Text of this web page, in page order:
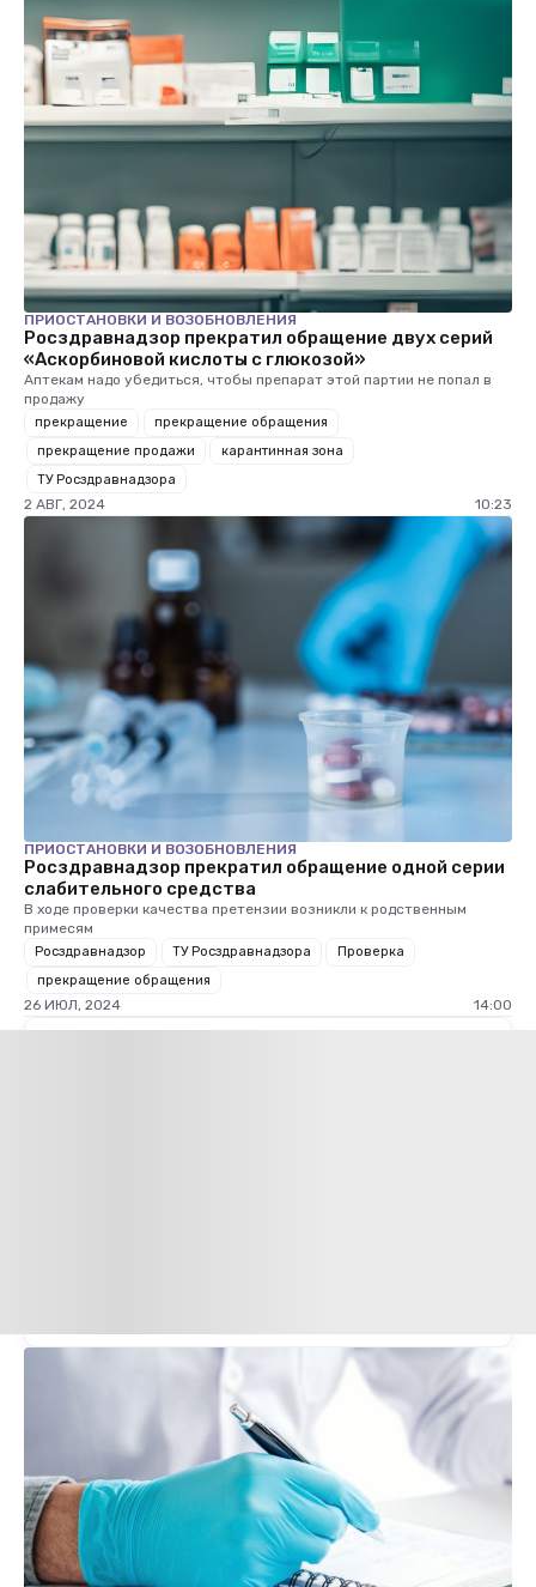
ПРИОСТАНОВКИ И ВОЗОБНОВЛЕНИЯ
Росздравнадзор прекратил обращение двух серий
«Аскорбиновой кислоты с глюкозой»
Аптекам надо убедиться, чтобы препарат этой партии не попал в
продажу
прекращение
прекращение обращения
прекращение продажи
карантинная зона
ТУ Росздравнадзора
2 АВГ, 2024 10:23
ПРИОСТАНОВКИ И ВОЗОБНОВЛЕНИЯ
Росздравнадзор прекратил обращение одной серии
слабительного средства
В ходе проверки качества претензии возникли к родственным
примесям
Росздравнадзор ТУ Росздравнадзора
Проверка
прекращение обращения
26 ИЮЛ, 2024 14:00